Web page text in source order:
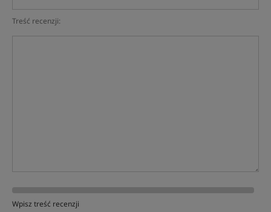
Treść recenzji:
Wpisz treść recenzji